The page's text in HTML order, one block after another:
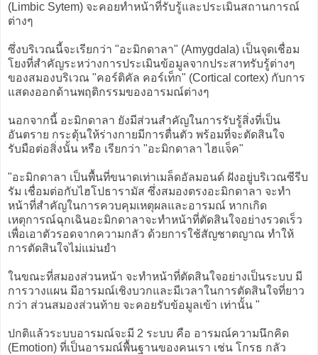
(Limbic Sytem) จะคอยทำหน้าที่รับรู้และประเมินสถานการณ์
ต่างๆ
ซึ่งบริเวณนี้จะเรียกว่า "อะมิกดาลา" (Amygdala) เป็นจุดเชื่อม
โยงที่สำคัญระหว่างการประเมินข้อมูลจากประสาทรับรู้ต่างๆ
ของสมองบริเวณ "คอร์ติคัล คอร์เท็ก" (Cortical cortex) กับการ
แสดงออกด้านพฤติกรรมของอารมณ์ต่างๆ
นอกจากนี้ อะมิกดาลา ยังมีส่วนสำคัญในการรับรู้สิ่งที่เป็น
อันตราย กระตุ้นให้ร่างกายมีการตื่นตัว พร้อมที่จะตัดสินใจ
รับมือต่อสิ่งนั้น หรือ เรียกว่า "อะมิกดาลา ไฮแจ็ค"
"อะมิกดาลา เป็นพื้นที่ขนาดเท่าเมล็ดอัลมอนด์ ฝังอยู่บริเวณซีรีบ
รัม เชื่อมต่อกับไฮโปธารามัส ซึ่งสมองตรงอะมิกดาลา จะทำ
หน้าที่สำคัญในการควบคุมเหตุผลและอารมณ์ หากเกิด
เหตุการณ์ฉุกเฉินอะมิกดาลาจะทำหน้าที่ตัดสินใจอย่างรวดเร็ว
เพื่อเอาตัวรอดจากความกลัว ด้วยการใช้สัญชาตญาณ ทำให้
การตัดสินใจไม่แม่นยำ
ในขณะที่สมองส่วนหน้า จะทำหน้าที่ตัดสินใจอย่างเป็นระบบ มี
การวางแผน มีอารมณ์เชิงบวกและมีเวลาในการตัดสินใจที่ยาว
กว่า ส่วนสมองส่วนท้าย จะคอยรับข้อมูลเข้า เท่านั้น "
ปกติแล้วระบบอารมณ์จะมี 2 ระบบ คือ อารมณ์ความนึกคิด
(Emotion) ที่เป็นอารมณ์พื้นฐานของคนเรา เช่น โกรธ กลัว